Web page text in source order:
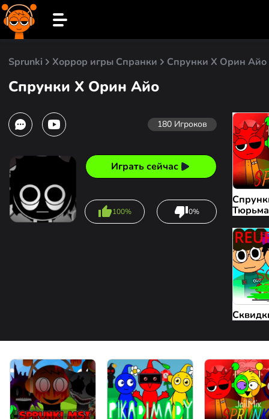
Sprunki Хоррор игры Спранки Спрунки X Орин Айо
Спрунки X Орин Айо
180 Игроков
Играть сейчас
100% 0%